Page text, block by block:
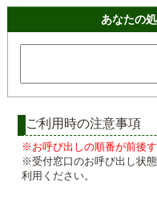
リアルタイム窓口混
メール通知登録
混雑予想カレンダー
あなたの
ご利用時の注意事項
※お呼び出しの順番が前後
※受付窓口のお呼び出し状態
利用ください。